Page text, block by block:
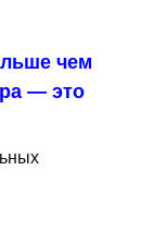
чем
— это